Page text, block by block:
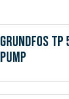
Grundfos
Pump